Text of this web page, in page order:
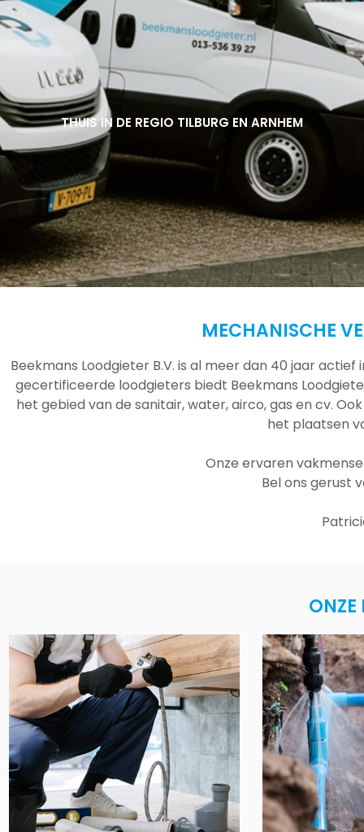
THUIS IN DE REGIO TILBURG EN ARNHEM
THUIS IN DE REGIO TILBURG EN ARNHEM
THUIS IN DE REGIO TILBURG EN ARNHEM
MECHANISCHE
Beekmans Loodgieter B.V. is al meer dan 40 jaar
gecertificeerde loodgieters biedt Beekmans
het gebied van de sanitair, water, airco, gas en cv.
het plaatsen
Onze ervaren
Bel ons gerust
ONZE